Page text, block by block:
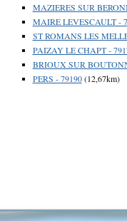
MAZIERES SUR
MAIRE LEVESCAULT -
ST ROMANS LES
PAIZAY LE CHAPT -
BRIOUX SUR
PERS - 79190(12,67km)